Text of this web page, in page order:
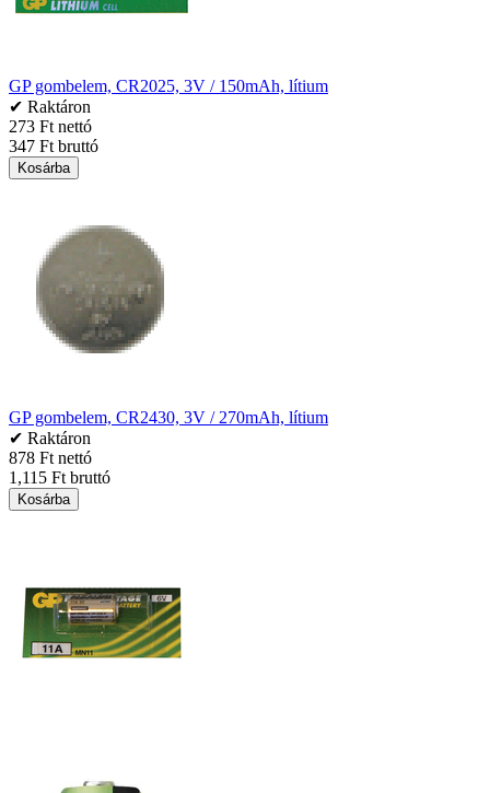
GP gombelem, CR2025, 3V / 150mAh, lítium
✔ Raktáron
273 Ft nettó
347 Ft bruttó
Kosárba
GP gombelem, CR2430, 3V / 270mAh, lítium
✔ Raktáron
878 Ft nettó
1,115 Ft bruttó
Kosárba